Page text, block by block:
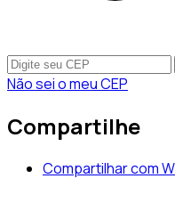
Não sei o meu CEP
Compartilhe
Compartilhar com